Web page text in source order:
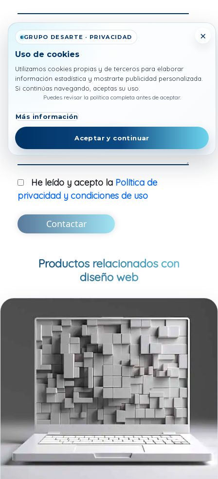
×
GRUPO DESARTE · PRIVACIDAD
Uso de cookies
Utilizamos cookies propias y de terceros para elaborar
información estadística y mostrarte publicidad personalizada.
Si continúas navegando, aceptas su uso.
Puedes revisar la política completa antes de aceptar.
Más información
Aceptar y continuar
Email
Empresa
¿Cómo podemos ayudarte?
He leído y acepto la Política de
privacidad y condiciones de uso
Contactar
Productos relacionados con
diseño web